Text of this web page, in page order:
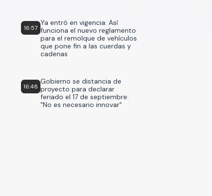
16:57
Ya entró en vigencia: Así
funciona el nuevo reglamento
para el remolque de vehículos
que pone fin a las cuerdas y
cadenas
16:48
Gobierno se distancia de
proyecto para declarar
feriado el 17 de septiembre:
"No es necesario innovar"